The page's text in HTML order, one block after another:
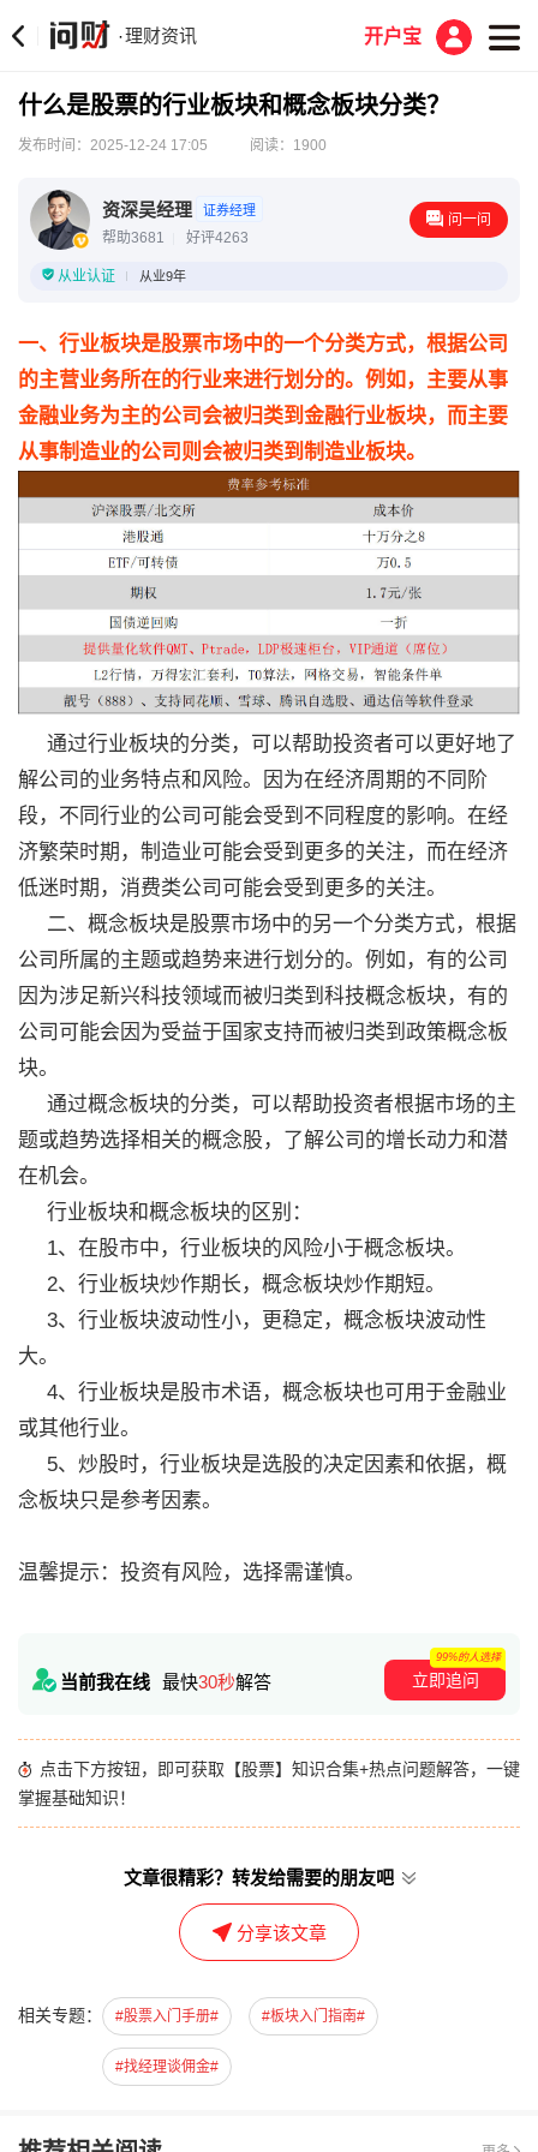
·理财资讯 开户宝
什么是股票的行业板块和概念板块分类？
发布时间：2025-12-24 17:05 阅读：1900
资深吴经理 证券经理
帮助3681 好评4263
问一问
从业认证 从业9年
一、行业板块是股票市场中的一个分类方式，根据公司
的主营业务所在的行业来进行划分的。例如，主要从事
金融业务为主的公司会被归类到金融行业板块，而主要
从事制造业的公司则会被归类到制造业板块。
通过行业板块的分类，可以帮助投资者可以更好地了
解公司的业务特点和风险。因为在经济周期的不同阶
段，不同行业的公司可能会受到不同程度的影响。在经
济繁荣时期，制造业可能会受到更多的关注，而在经济
低迷时期，消费类公司可能会受到更多的关注。
二、概念板块是股票市场中的另一个分类方式，根据
公司所属的主题或趋势来进行划分的。例如，有的公司
因为涉足新兴科技领域而被归类到科技概念板块，有的
公司可能会因为受益于国家支持而被归类到政策概念板
块。
通过概念板块的分类，可以帮助投资者根据市场的主
题或趋势选择相关的概念股，了解公司的增长动力和潜
在机会。
行业板块和概念板块的区别：
1、在股市中，行业板块的风险小于概念板块。
2、行业板块炒作期长，概念板块炒作期短。
3、行业板块波动性小，更稳定，概念板块波动性
大。
4、行业板块是股市术语，概念板块也可用于金融业
或其他行业。
5、炒股时，行业板块是选股的决定因素和依据，概
念板块只是参考因素。
温馨提示：投资有风险，选择需谨慎。
当前我在线 最快30秒解答 立即追问
99%的人选择
点击下方按钮，即可获取【股票】知识合集+热点问题解答，一键
掌握基础知识！
文章很精彩？转发给需要的朋友吧
分享该文章
相关专题： #股票入门手册# #板块入门指南#
#找经理谈佣金#